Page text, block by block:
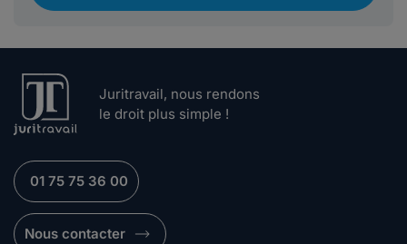
Juritravail, nous rendons
le droit plus simple !
01 75 75 36 00
Nous contacter